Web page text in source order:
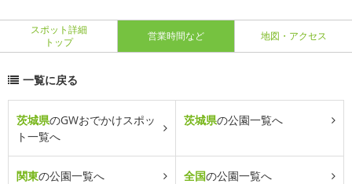
スポット詳細
トップ
営業時間など 地図・アクセス
一覧に戻る
茨城県のGWおでかけスポッ
ト一覧へ
茨城県の公園一覧へ
関東の公園一覧へ 全国の公園一覧へ